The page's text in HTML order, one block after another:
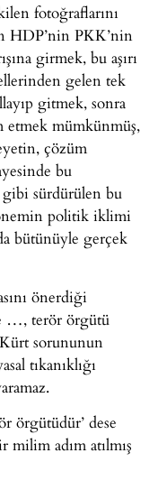
fotoğraflarını
HDP’nin PKK’nin
girmek, bu aşırı
gelen tek
gitmek, sonra
etmek mümkünmüş,
çözüm
bu
sürdürülen bu
politik iklimi
bütünüyle gerçek
önerdiği
…, terör örgütü
sorununun
tıkanıklığı
örgütüdür’ dese
adım atılmış